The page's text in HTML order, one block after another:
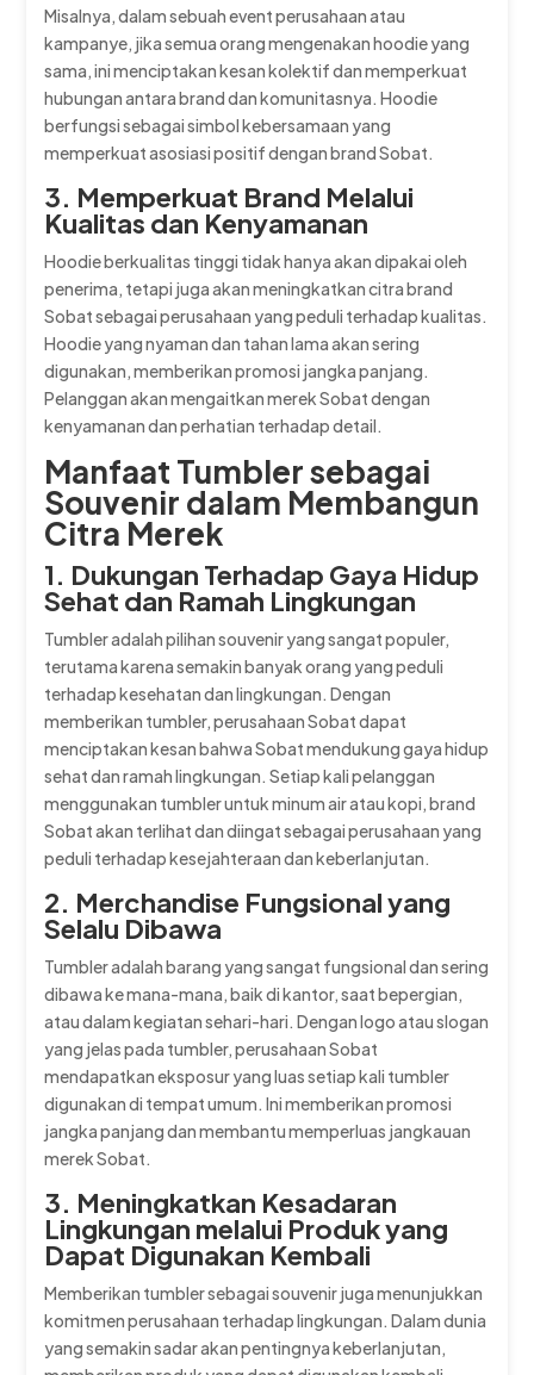
Misalnya, dalam sebuah event perusahaan atau
kampanye, jika semua orang mengenakan hoodie yang
sama, ini menciptakan kesan kolektif dan memperkuat
hubungan antara brand dan komunitasnya. Hoodie
berfungsi sebagai simbol kebersamaan yang
memperkuat asosiasi positif dengan brand Sobat.
3. Memperkuat Brand Melalui
Kualitas dan Kenyamanan
Hoodie berkualitas tinggi tidak hanya akan dipakai oleh
penerima, tetapi juga akan meningkatkan citra brand
Sobat sebagai perusahaan yang peduli terhadap kualitas.
Hoodie yang nyaman dan tahan lama akan sering
digunakan, memberikan promosi jangka panjang.
Pelanggan akan mengaitkan merek Sobat dengan
kenyamanan dan perhatian terhadap detail.
Manfaat Tumbler sebagai
Souvenir dalam Membangun
Citra Merek
1. Dukungan Terhadap Gaya Hidup
Sehat dan Ramah Lingkungan
Tumbler adalah pilihan souvenir yang sangat populer,
terutama karena semakin banyak orang yang peduli
terhadap kesehatan dan lingkungan. Dengan
memberikan tumbler, perusahaan Sobat dapat
menciptakan kesan bahwa Sobat mendukung gaya hidup
sehat dan ramah lingkungan. Setiap kali pelanggan
menggunakan tumbler untuk minum air atau kopi, brand
Sobat akan terlihat dan diingat sebagai perusahaan yang
peduli terhadap kesejahteraan dan keberlanjutan.
2. Merchandise Fungsional yang
Selalu Dibawa
Tumbler adalah barang yang sangat fungsional dan sering
dibawa ke mana-mana, baik di kantor, saat bepergian,
atau dalam kegiatan sehari-hari. Dengan logo atau slogan
yang jelas pada tumbler, perusahaan Sobat
mendapatkan eksposur yang luas setiap kali tumbler
digunakan di tempat umum. Ini memberikan promosi
jangka panjang dan membantu memperluas jangkauan
merek Sobat.
3. Meningkatkan Kesadaran
Lingkungan melalui Produk yang
Dapat Digunakan Kembali
Memberikan tumbler sebagai souvenir juga menunjukkan
komitmen perusahaan terhadap lingkungan. Dalam dunia
yang semakin sadar akan pentingnya keberlanjutan,